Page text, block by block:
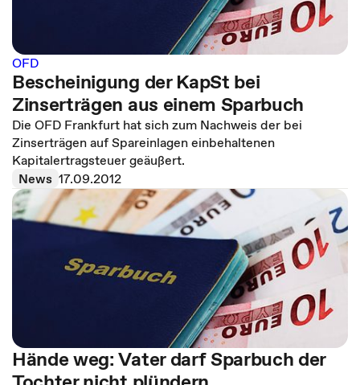
OFD
Bescheinigung der KapSt bei
Zinserträgen aus einem Sparbuch
Die OFD Frankfurt hat sich zum Nachweis der bei
Zinserträgen auf Spareinlagen einbehaltenen
Kapitalertragsteuer geäußert.
News 17.09.2012
Hände weg: Vater darf Sparbuch der